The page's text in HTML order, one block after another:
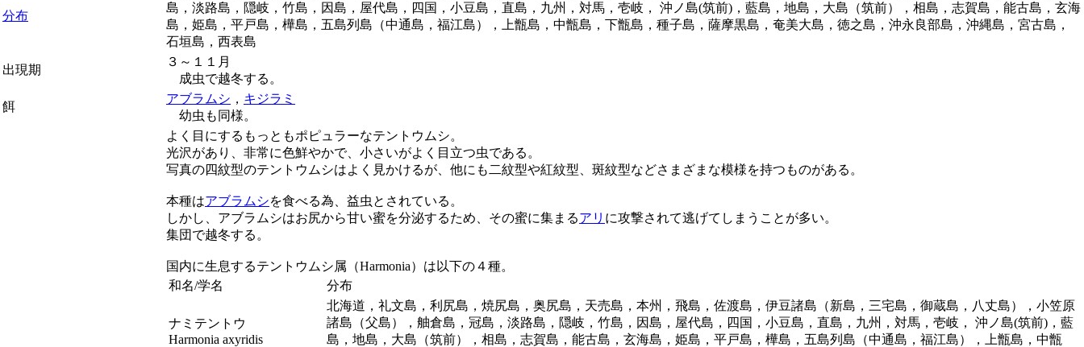
分布
島，淡路島，隠岐，竹島，因島，屋代島，四国，小豆島，直島，九州，対馬，壱岐， 沖ノ島(筑前)，藍島，地島，大島（筑前），相島，志賀島，能古島，玄海
島，姫島，平戸島，樺島，五島列島（中通島，福江島），上甑島，中甑島，下甑島，種子島，薩摩黒島，奄美大島，徳之島，沖永良部島，沖縄島，宮古島，
石垣島，西表島
出現期
３～１１月
成虫で越冬する。
餌
アブラムシ ， キジラミ
幼虫も同様。
よく目にするもっともポピュラーなテントウムシ。
光沢があり、非常に色鮮やかで、小さいがよく目立つ虫である。
写真の四紋型のテントウムシはよく見かけるが、他にも二紋型や紅紋型、斑紋型などさまざまな模様を持つものがある。
本種はアブラムシを食べる為、益虫とされている。
しかし、アブラムシはお尻から甘い蜜を分泌するため、その蜜に集まるアリ に攻撃されて逃げてしまうことが多い。
集団で越冬する。
国内に生息するテントウムシ属（Harmonia）は以下の４種。
和名/学名
分布
ナミテントウ
Harmonia axyridis
北海道，礼文島，利尻島，焼尻島，奥尻島，天売島，本州，飛島，佐渡島，伊豆諸島（新島，三宅島，御蔵島，八丈島），小笠原
諸島（父島），舳倉島，冠島，淡路島，隠岐，竹島，因島，屋代島，四国，小豆島，直島，九州，対馬，壱岐， 沖ノ島(筑前)，藍
島，地島，大島（筑前），相島，志賀島，能古島，玄海島，姫島，平戸島，樺島，五島列島（中通島，福江島），上甑島，中甑